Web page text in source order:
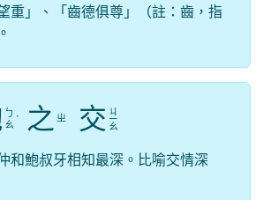
重」、「齒德俱尊」（註：齒，指
ㄅ
ㄠ ˋ 之 ㄓ 交 ㄐ
ㄧ
ㄠ
和鮑叔牙相知最深。比喻交情深